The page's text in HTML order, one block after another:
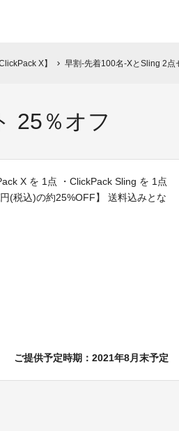
X】 chevron_right 早割-先着100名-XとSling 2点
25％オフ
X を 1点 ・ClickPack Sling を 1点
(税込)の約25%OFF】 送料込みとな
ご提供予定時期：2021年8月末予定